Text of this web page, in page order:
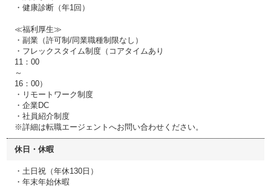
・健康診断（年1回）
≪福利厚生≫
・副業（許可制/同業職種制限なし）
・フレックスタイム制度（コアタイムあり
11：00
～
16：00）
・リモートワーク制度
・企業DC
・社員紹介制度
※詳細は転職エージェントへお問い合わせください。
休日・休暇
・土日祝（年休130日）
・年末年始休暇